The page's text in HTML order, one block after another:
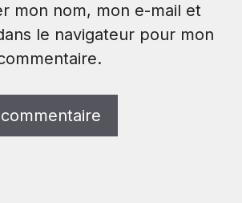
mon nom, mon e-mail et
le navigateur pour mon